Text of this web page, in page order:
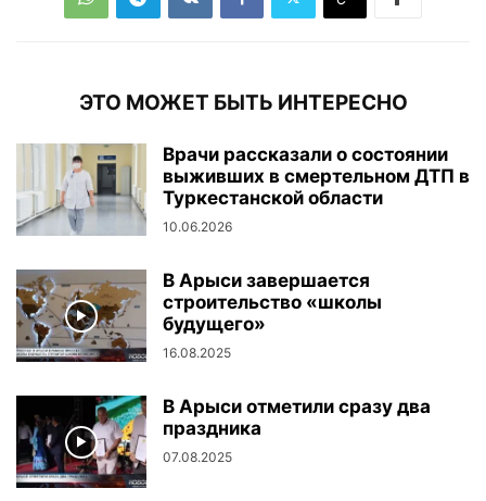
ЭТО МОЖЕТ БЫТЬ ИНТЕРЕСНО
Врачи рассказали о состоянии
выживших в смертельном ДТП в
Туркестанской области
10.06.2026
В Арыси завершается
строительство «школы
будущего»
16.08.2025
В Арыси отметили сразу два
праздника
07.08.2025